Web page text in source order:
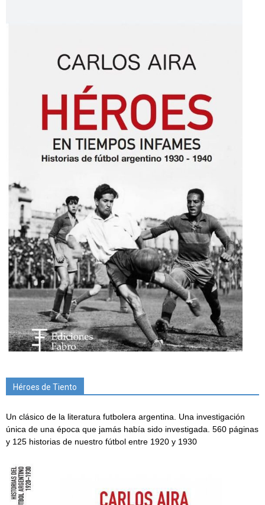
Héroes de Tiento
Un clásico de la literatura futbolera argentina. Una investigación
única de una época que jamás había sido investigada. 560 páginas
y 125 historias de nuestro fútbol entre 1920 y 1930